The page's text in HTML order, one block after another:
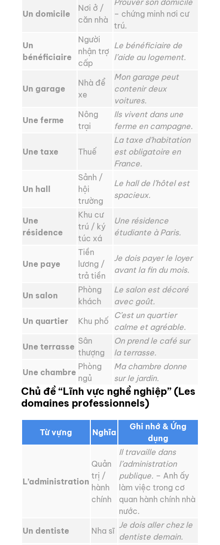
Un domicile
Nơi ở /
căn nhà
Prouver son domicile
– chứng minh nơi cư
trú.
Un
bénéficiaire
Người
nhận trợ
cấp
Le bénéficiaire de
l’aide au logement.
Un garage
Nhà để
xe
Mon garage peut
contenir deux
voitures.
Une ferme
Nông
trại
Ils vivent dans une
ferme en campagne.
Une taxe Thuế
La taxe d’habitation
est obligatoire en
France.
Un hall
Sảnh /
hội
trường
Le hall de l’hôtel est
spacieux.
Une
résidence
Khu cư
trú / ký
túc xá
Une résidence
étudiante à Paris.
Une paye
Tiền
lương /
trả tiền
Je dois payer le loyer
avant la fin du mois.
Un salon
Phòng
khách
Le salon est décoré
avec goût.
Un quartier
Khu phố
C’est un quartier
calme et agréable.
Une terrasse
Sân
thượng
On prend le café sur
la terrasse.
Une chambre
Phòng
ngủ
Ma chambre donne
sur le jardin.
Chủ đề “Lĩnh vực nghề nghiệp” (Les
domaines professionnels)
Từ vựng Nghĩa
Ghi nhớ & Ứng
dụng
L’administration
Quản
trị /
hành
chính
Il travaille dans
l’administration
publique. – Anh ấy
làm việc trong cơ
quan hành chính nhà
nước.
Un dentiste
Nha sĩ
Je dois aller chez le
dentiste demain.